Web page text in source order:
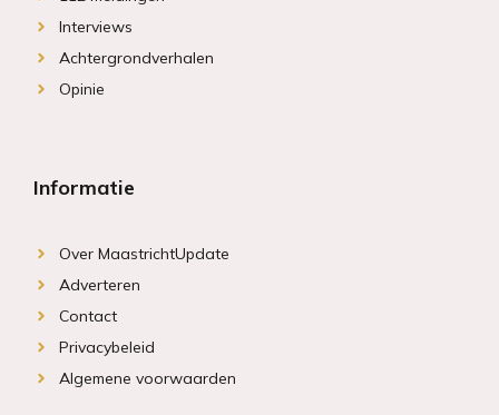
Interviews
Achtergrondverhalen
Opinie
Informatie
Over MaastrichtUpdate
Adverteren
Contact
Privacybeleid
Algemene voorwaarden